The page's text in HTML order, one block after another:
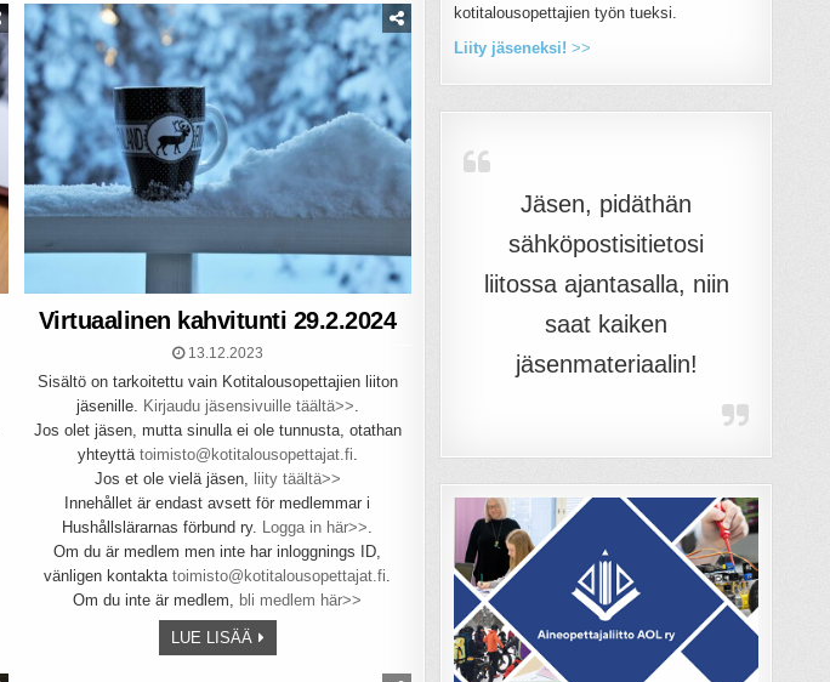
Virtuaalinen kahvitunti 29.2.2024
13.12.2023
Sisältö on tarkoitettu vain Kotitalousopettajien liiton
jäsenille. Kirjaudu jäsensivuille täältä>>.
Jos olet jäsen, mutta sinulla ei ole tunnusta, otathan
yhteyttä toimisto@kotitalousopettajat.fi.
Jos et ole vielä jäsen, liity täältä>>
Innehållet är endast avsett för medlemmar i
Hushållslärarnas förbund ry. Logga in här>>.
Om du är medlem men inte har inloggnings ID,
vänligen kontaktatoimisto@kotitalousopettajat.fi.
Om du inte är medlem, bli medlem här>>
LUE LISÄÄ
kotitalousopettajien työn tueksi.
Liity jäseneksi! >>
Jäsen, pidäthän
sähköpostisitietosi
liitossa ajantasalla, niin
saat kaiken
jäsenmateriaalin!